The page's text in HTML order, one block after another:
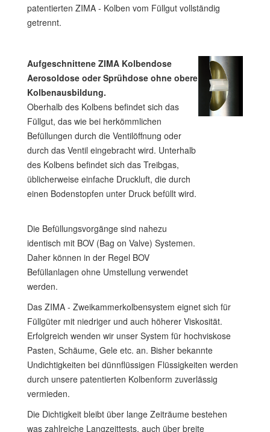
patentierten ZIMA - Kolben vom Füllgut vollständig
getrennt.
Aufgeschnittene ZIMA Kolbendose
Aerosoldose oder Sprühdose ohne obere
Kolbenausbildung.
Oberhalb des Kolbens befindet sich das
Füllgut, das wie bei herkömmlichen
Befüllungen durch die Ventilöffnung oder
durch das Ventil eingebracht wird. Unterhalb
des Kolbens befindet sich das Treibgas,
üblicherweise einfache Druckluft, die durch
einen Bodenstopfen unter Druck befüllt wird.
Die Befüllungsvorgänge sind nahezu
identisch mit BOV (Bag on Valve) Systemen.
Daher können in der Regel BOV
Befüllanlagen ohne Umstellung verwendet
werden.
Das ZIMA - Zweikammerkolbensystem eignet sich für
Füllgüter mit niedriger und auch höherer Viskosität.
Erfolgreich wenden wir unser System für hochviskose
Pasten, Schäume, Gele etc. an. Bisher bekannte
Undichtigkeiten bei dünnflüssigen Flüssigkeiten werden
durch unsere patentierten Kolbenform zuverlässig
vermieden.
Die Dichtigkeit bleibt über lange Zeiträume bestehen
was zahlreiche Langzeittests, auch über breite